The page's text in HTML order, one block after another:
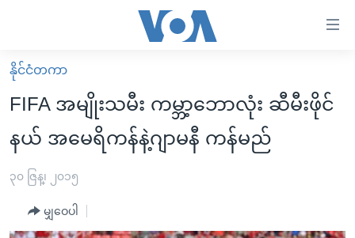
လွယ်ကူ
စေ
သည့်
Link
များ
အကြောင်းအရာ
မူလစာမျက်နှာ
မြန်မာ
ကမ္ဘာ့သတင်းများ
နိုင်ငံတကာ
ဗွီဒီယို
ရပ်ဝန်းတခု လမ်းတခု အလွန်
နိုင်ငံတကာ
FIFA အမျိုးသမီး ကမ္ဘာ့ဘောလုံး ဆီမီးဖိုင်
နယ် အမေရိကန်နဲ့ဂျာမနီ ကန်မည်
၃၀ ဇြန္၊ ၂၀၁၅
မျှဝေပါ